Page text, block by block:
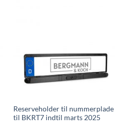
Reserveholder til nummerplade
til BKRT7 indtil marts 2025